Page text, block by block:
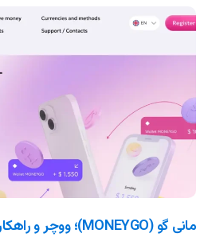
مانی گو (MONEYGO)؛ ووچر و راهکار پرداخت ارزی